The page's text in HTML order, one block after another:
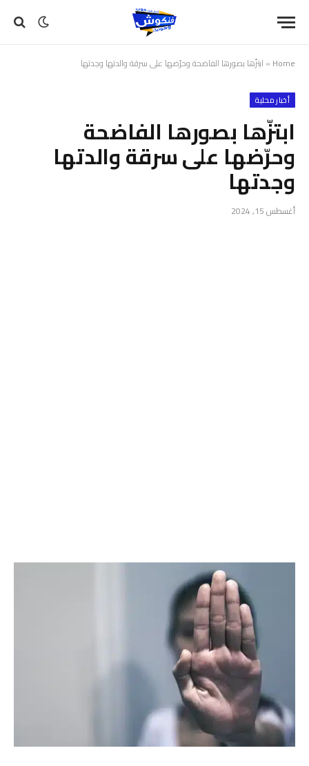
Home
» ابتزّها بصورها الفاضحة وحرّضها على سرقة والدتها وجدتها
أخبار محلية
ابتزّها بصورها الفاضحة
وحرّضها على سرقة والدتها
وجدتها
أغسطس 15, 2024